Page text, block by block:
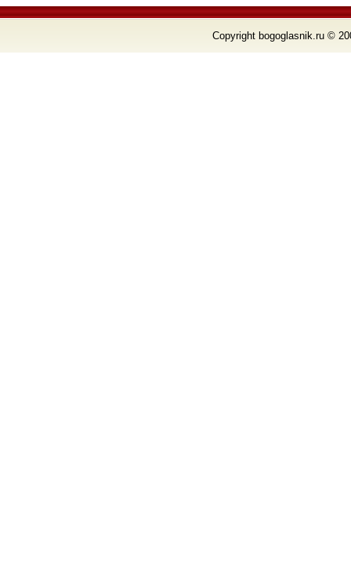
Copyright bogoglasnik.ru ©